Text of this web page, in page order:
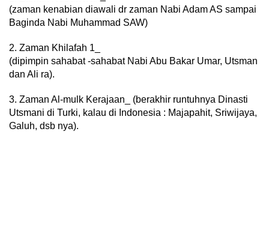
(zaman kenabian diawali dr zaman Nabi Adam AS sampai
Baginda Nabi Muhammad SAW)
2. Zaman Khilafah 1_
(dipimpin sahabat -sahabat Nabi Abu Bakar Umar, Utsman
dan Ali ra).
3. Zaman Al-mulk Kerajaan_ (berakhir runtuhnya Dinasti
Utsmani di Turki, kalau di Indonesia : Majapahit, Sriwijaya,
Galuh, dsb nya).